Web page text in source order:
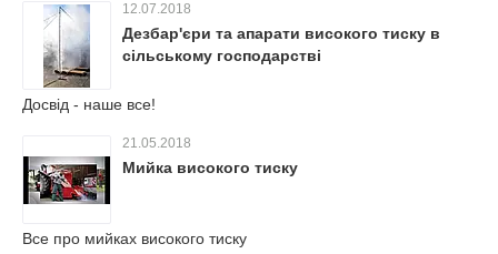
12.07.2018
Дезбар'єри та апарати високого тиску в
сільському господарстві
Досвід - наше все!
21.05.2018
Мийка високого тиску
Все про мийках високого тиску